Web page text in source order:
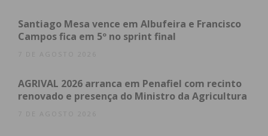
Santiago Mesa vence em Albufeira e Francisco
Campos fica em 5º no sprint final
7 DE AGOSTO 2026
AGRIVAL 2026 arranca em Penafiel com recinto
renovado e presença do Ministro da Agricultura
7 DE AGOSTO 2026